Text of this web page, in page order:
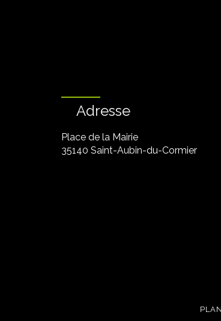
Adresse
Place de la Mairie
35140 Saint-Aubin-du-Cormier